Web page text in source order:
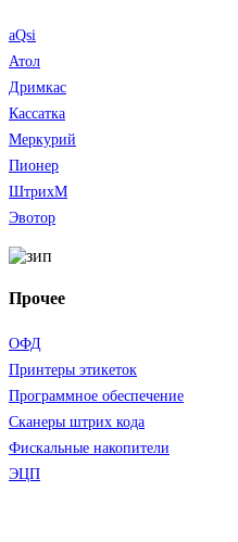
aQsi
Атол
Дримкас
Кассатка
Меркурий
Пионер
ШтрихМ
Эвотор
Прочее
ОФД
Принтеры этикеток
Программное обеспечение
Сканеры штрих кода
Фискальные накопители
ЭЦП